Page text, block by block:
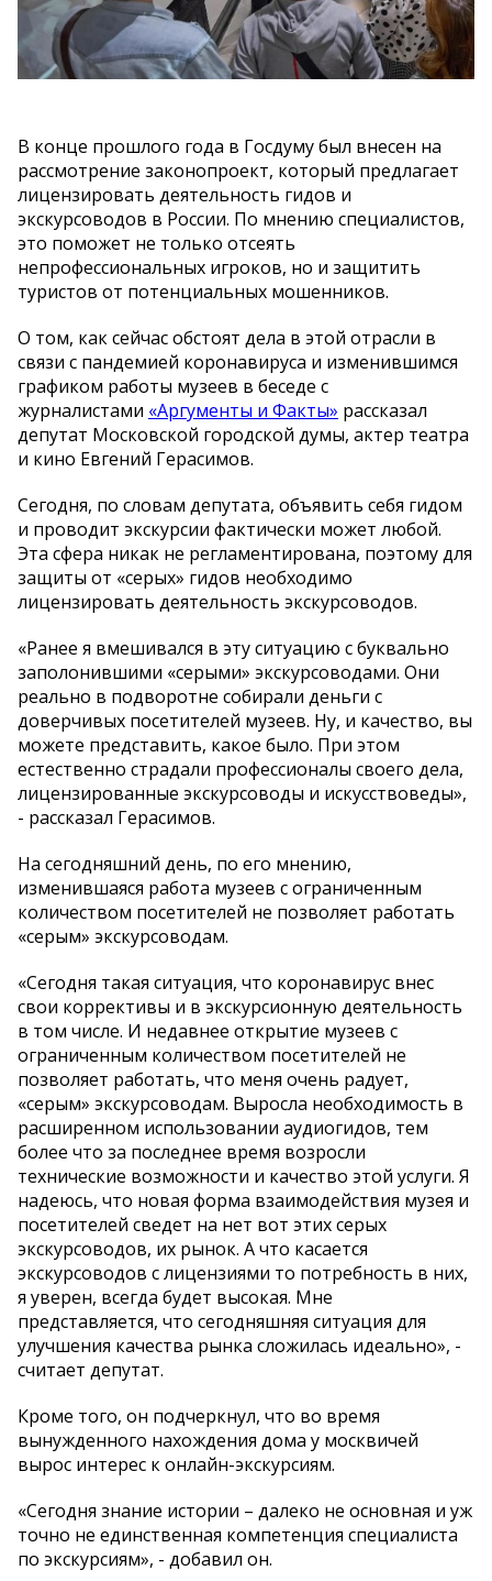
В конце прошлого года в Госдуму был внесен на
рассмотрение законопроект, который предлагает
лицензировать деятельность гидов и
экскурсоводов в России. По мнению специалистов,
это поможет не только отсеять
непрофессиональных игроков, но и защитить
туристов от потенциальных мошенников.
О том, как сейчас обстоят дела в этой отрасли в
связи с пандемией коронавируса и изменившимся
графиком работы музеев в беседе с
журналистами «Аргументы и Факты» рассказал
депутат Московской городской думы, актер театра
и кино Евгений Герасимов.
Сегодня, по словам депутата, объявить себя гидом
и проводит экскурсии фактически может любой.
Эта сфера никак не регламентирована, поэтому для
защиты от «серых» гидов необходимо
лицензировать деятельность экскурсоводов.
«Ранее я вмешивался в эту ситуацию с буквально
заполонившими «серыми» экскурсоводами. Они
реально в подворотне собирали деньги с
доверчивых посетителей музеев. Ну, и качество, вы
можете представить, какое было. При этом
естественно страдали профессионалы своего дела,
лицензированные экскурсоводы и искусствоведы»,
- рассказал Герасимов.
На сегодняшний день, по его мнению,
изменившаяся работа музеев с ограниченным
количеством посетителей не позволяет работать
«серым» экскурсоводам.
«Сегодня такая ситуация, что коронавирус внес
свои коррективы и в экскурсионную деятельность
в том числе. И недавнее открытие музеев с
ограниченным количеством посетителей не
позволяет работать, что меня очень радует,
«серым» экскурсоводам. Выросла необходимость в
расширенном использовании аудиогидов, тем
более что за последнее время возросли
технические возможности и качество этой услуги. Я
надеюсь, что новая форма взаимодействия музея и
посетителей сведет на нет вот этих серых
экскурсоводов, их рынок. А что касается
экскурсоводов с лицензиями то потребность в них,
я уверен, всегда будет высокая. Мне
представляется, что сегодняшняя ситуация для
улучшения качества рынка сложилась идеально», -
считает депутат.
Кроме того, он подчеркнул, что во время
вынужденного нахождения дома у москвичей
вырос интерес к онлайн-экскурсиям.
«Сегодня знание истории – далеко не основная и уж
точно не единственная компетенция специалиста
по экскурсиям», - добавил он.